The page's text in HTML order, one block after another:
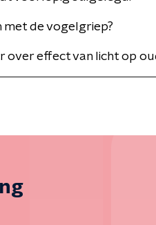
met de vogelgriep?
over effect van licht op